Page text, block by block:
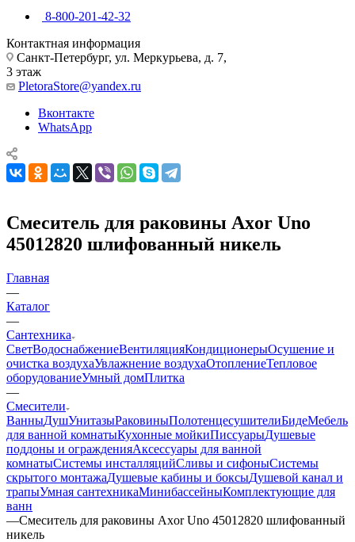
8-800-201-42-32
Контактная информация
Санкт-Петербург, ул. Меркурьева, д. 7,
3 этаж
PletoraStore@yandex.ru
Вконтакте
WhatsApp
Смеситель для раковины Axor Uno
45012820 шлифованный никель
Главная
—
Каталог
—
Сантехника
СветВодоснабжениеВентиляцияКондиционерыОсушение и
очистка воздухаУвлажнение воздухаОтоплениеТепловое
оборудованиеУмный домПлитка
—
Смесители
ВанныДушУнитазыРаковиныПолотенцесушителиБидеМебель
для ванной комнатыКухонные мойкиПиссуарыДушевые
поддоны и огражденияАксессуары для ванной
комнатыСистемы инсталляцийСливы и сифоныСистемы
скрытого монтажаДушевые кабины и боксыДушевой канал и
трапыУмная сантехникаМинибассейныКомплектующие для
ванн
—Смеситель для раковины Axor Uno 45012820 шлифованный
никель